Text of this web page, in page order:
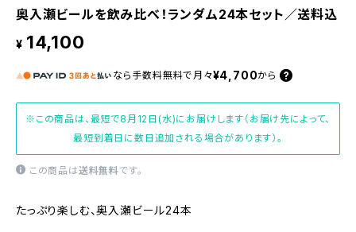
奥入瀬ビールを飲み比べ！ランダム24本セット／送料込
¥ 14,100
なら 手数料無料で 月々¥4,700から
※この商品は、最短で8月12日(水)にお届けします（お届け先によって、
最短到着日に数日追加される場合があります）。
この商品は送料無料です。
たっぷり楽しむ、奥入瀬ビール24本